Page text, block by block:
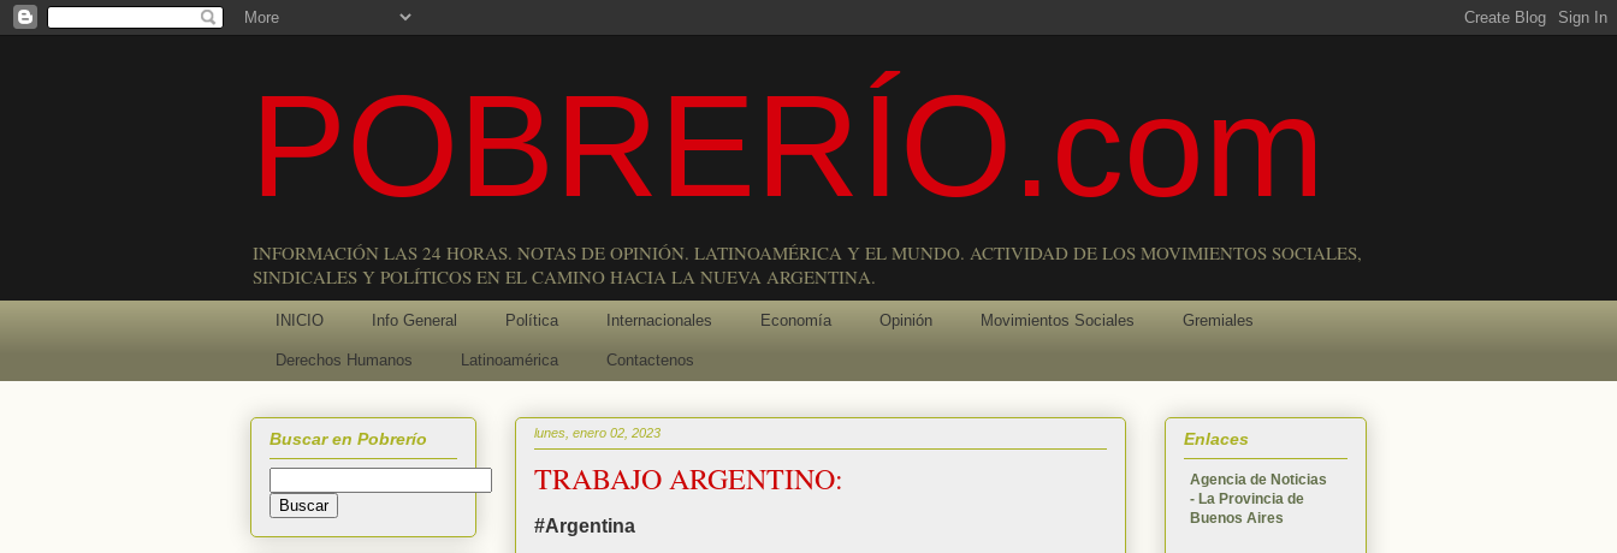
POBRERÍO.com
INFORMACIÓN LAS 24 HORAS. NOTAS DE OPINIÓN. LATINOAMÉRICA Y EL MUNDO. ACTIVIDAD DE LOS MOVIMIENTOS SOCIALES,
SINDICALES Y POLÍTICOS EN EL CAMINO HACIA LA NUEVA ARGENTINA.
INICIO Info General Política Internacionales Economía Opinión Movimientos Sociales Gremiales
Derechos Humanos Latinoamérica Contactenos
lunes, enero 02, 2023
TRABAJO ARGENTINO:
#Argentina
Buscar en Pobrerío Enlaces
Agencia de Noticias
- La Provincia de
Buenos Aires